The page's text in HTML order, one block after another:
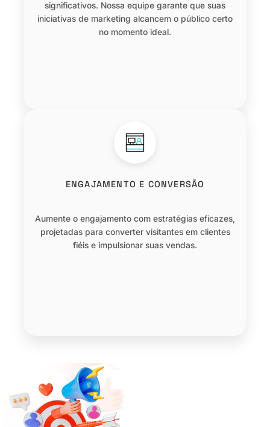
significativos. Nossa equipe garante que suas
iniciativas de marketing alcancem o público certo
no momento ideal.
ENGAJAMENTO E CONVERSÃO
Aumente o engajamento com estratégias eficazes,
projetadas para converter visitantes em clientes
fiéis e impulsionar suas vendas.